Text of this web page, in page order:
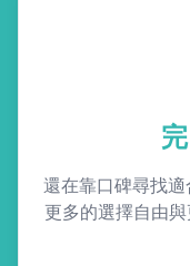
還在靠口碑尋找
更多的選擇自由